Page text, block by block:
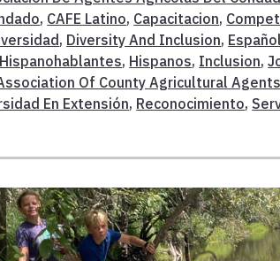
, CAFE Latino, Capacitacion,
, Diversity And Inclusion, Español
Hispanohablantes, Hispanos, Inclusion,
Of County Agricultural Agents
En Extensión, Reconocimiento,